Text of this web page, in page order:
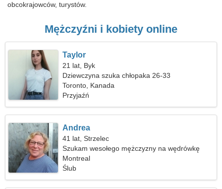
obcokrajowców, turystów.
Mężczyźni i kobiety online
Taylor
21 lat, Byk
Dziewczyna szuka chłopaka 26-33
Toronto, Kanada
Przyjaźń
Andrea
41 lat, Strzelec
Szukam wesołego mężczyzny na wędrówkę
Montreal
Ślub